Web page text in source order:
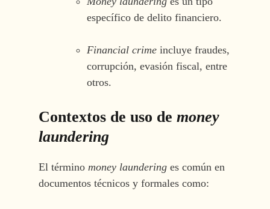
específico de delito financiero.
Financial crimeincluye fraudes,
corrupción, evasión fiscal, entre
otros.
Contextos de uso de money
laundering
El término money launderinges común en
documentos técnicos y formales como: